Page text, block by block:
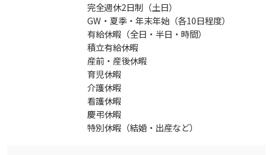
完全週休2日制（土日）
GW・夏季・年末年始（各10日程度）
有給休暇（全日・半日・時間）
積立有給休暇
産前・産後休暇
育児休暇
介護休暇
看護休暇
慶弔休暇
特別休暇（結婚・出産など）